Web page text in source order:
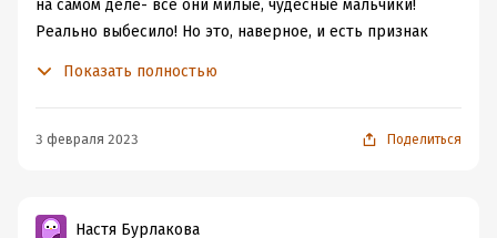
себя на мысли, что мне с мужчиной в реальной жизни
Спасибо автору за увлекательный вечер, но
не хватало мужских персонажей из фэнтезийных книг
на самом деле- все они милые, чудесные мальчики!
Реально выбесило! Но это, наверное, и есть признак
юным романтичным девушкам точно стоит почитать.
эмоции поделилась, читайте - не пожалеете
Показать полностью
3 февраля 2023 Поделиться
Настя Бурлакова